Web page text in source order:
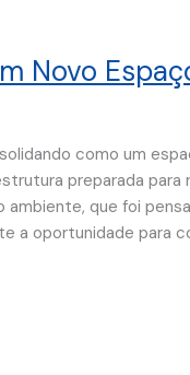
Novo
como um
preparada
que foi
a oportunidade para